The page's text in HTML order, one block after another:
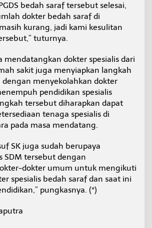
bedah saraf tersebut selesai,
dokter bedah saraf di
kurang, jadi kami kesulitan
tuturnya.
mendatangkan dokter spesialis dari
sakit juga menyiapkan langkah
menyekolahkan dokter
pendidikan spesialis
tersebut diharapkan dapat
tenaga spesialis di
pada masa mendatang.
SK juga sudah berupaya
SDM tersebut dengan
dokter umum untuk mengikuti
spesialis bedah saraf dan saat ini
pungkasnya. (*)